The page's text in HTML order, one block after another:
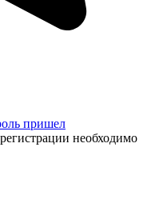
пришел
необходимо